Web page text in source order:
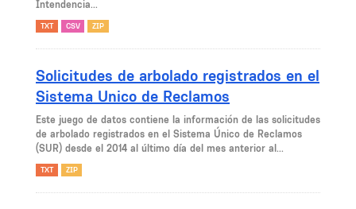
Intendencia...
TXT CSV ZIP
Solicitudes de arbolado registrados en el
Sistema Unico de Reclamos
Este juego de datos contiene la información de las solicitudes
de arbolado registrados en el Sistema Único de Reclamos
(SUR) desde el 2014 al último día del mes anterior al...
TXT ZIP